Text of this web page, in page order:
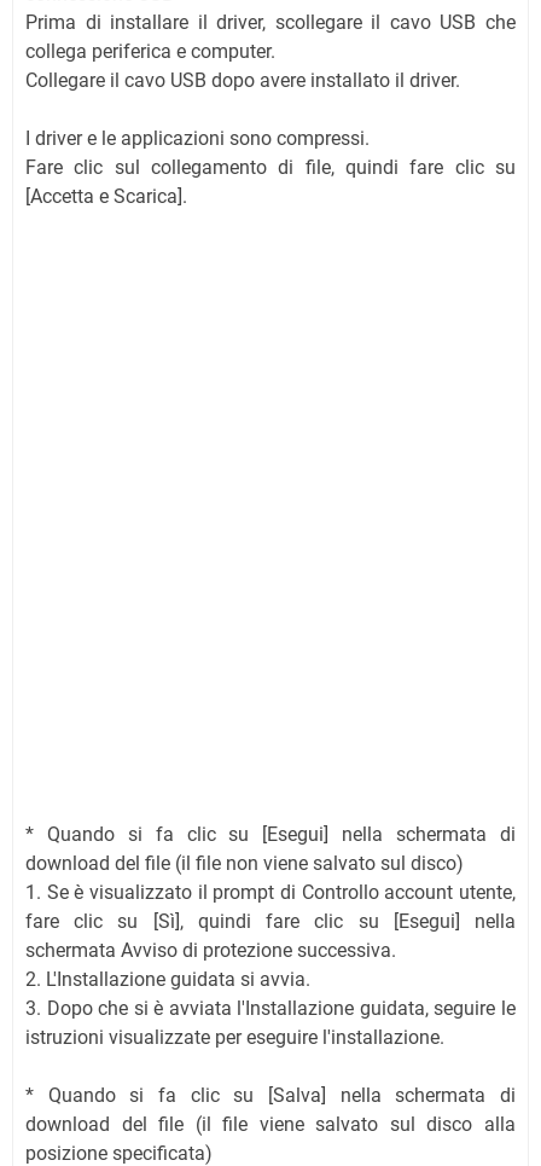
Prima di installare il driver, scollegare il cavo USB che
collega periferica e computer.
Collegare il cavo USB dopo avere installato il driver.
I driver e le applicazioni sono compressi.
Fare clic sul collegamento di file, quindi fare clic su
[Accetta e Scarica].
* Quando si fa clic su [Esegui] nella schermata di
download del file (il file non viene salvato sul disco)
1. Se è visualizzato il prompt di Controllo account utente,
fare clic su [Sì], quindi fare clic su [Esegui] nella
schermata Avviso di protezione successiva.
2. L'Installazione guidata si avvia.
3. Dopo che si è avviata l'Installazione guidata, seguire le
istruzioni visualizzate per eseguire l'installazione.
* Quando si fa clic su [Salva] nella schermata di
download del file (il file viene salvato sul disco alla
posizione specificata)